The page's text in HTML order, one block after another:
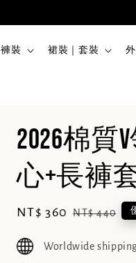
褲裝 裙裝｜套裝
2026棉
心+長褲
Sale
NT$ 360 Regular
NT$ 440
Worldwide